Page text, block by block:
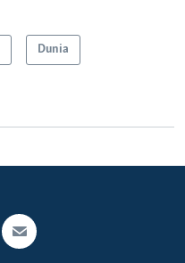
Dunia